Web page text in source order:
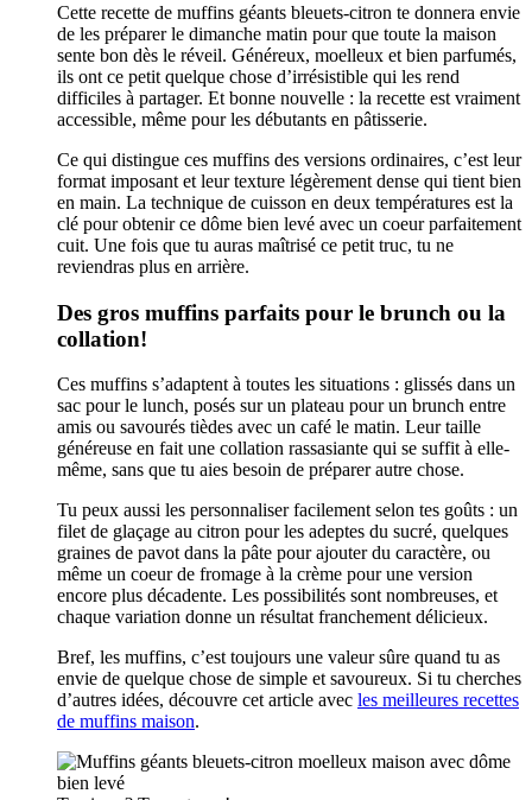
Cette recette de muffins géants bleuets-citron te donnera envie
de les préparer le dimanche matin pour que toute la maison
sente bon dès le réveil. Généreux, moelleux et bien parfumés,
ils ont ce petit quelque chose d’irrésistible qui les rend
difficiles à partager. Et bonne nouvelle : la recette est vraiment
accessible, même pour les débutants en pâtisserie.
Ce qui distingue ces muffins des versions ordinaires, c’est leur
format imposant et leur texture légèrement dense qui tient bien
en main. La technique de cuisson en deux températures est la
clé pour obtenir ce dôme bien levé avec un coeur parfaitement
cuit. Une fois que tu auras maîtrisé ce petit truc, tu ne
reviendras plus en arrière.
Des gros muffins parfaits pour le brunch ou la
collation!
Ces muffins s’adaptent à toutes les situations : glissés dans un
sac pour le lunch, posés sur un plateau pour un brunch entre
amis ou savourés tièdes avec un café le matin. Leur taille
généreuse en fait une collation rassasiante qui se suffit à elle-
même, sans que tu aies besoin de préparer autre chose.
Tu peux aussi les personnaliser facilement selon tes goûts : un
filet de glaçage au citron pour les adeptes du sucré, quelques
graines de pavot dans la pâte pour ajouter du caractère, ou
même un coeur de fromage à la crème pour une version
encore plus décadente. Les possibilités sont nombreuses, et
chaque variation donne un résultat franchement délicieux.
Bref, les muffins, c’est toujours une valeur sûre quand tu as
envie de quelque chose de simple et savoureux. Si tu cherches
d’autres idées, découvre cet article avec les meilleures recettes
de muffins maison.